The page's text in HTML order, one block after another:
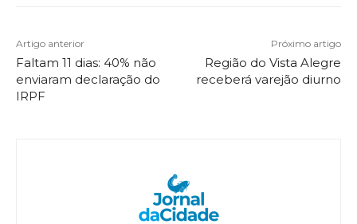
Artigo anterior
Faltam 11 dias: 40% não
enviaram declaração do
IRPF
Próximo artigo
Região do Vista Alegre
receberá varejão diurno